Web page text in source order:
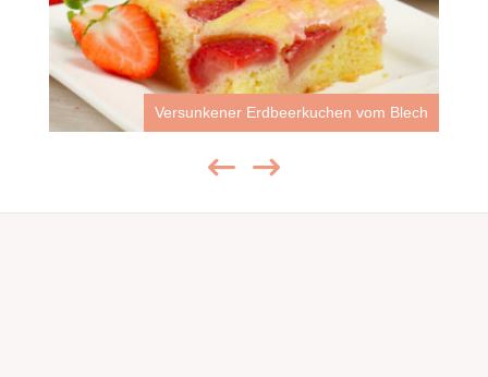
Versunkener Erdbeerkuchen vom Blech